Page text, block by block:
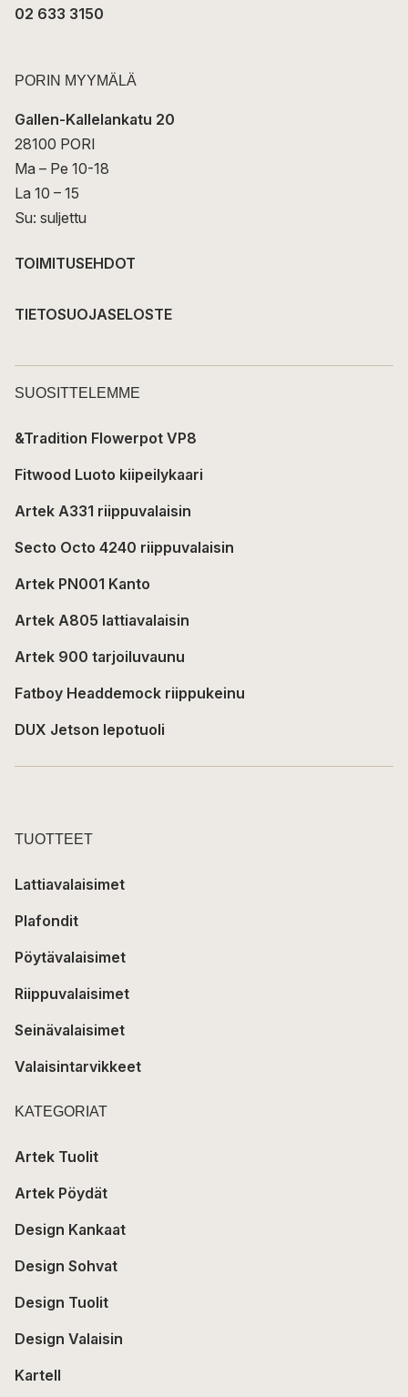
02 633 3150
PORIN MYYMÄLÄ
Gallen-Kallelankatu 20
28100 PORI
Ma – Pe 10-18
La 10 – 15
Su: suljettu
TOIMITUSEHDOT
TIETOSUOJASELOSTE
SUOSITTELEMME
&Tradition Flowerpot VP8
Fitwood Luoto kiipeilykaari
Artek A331 riippuvalaisin
Secto Octo 4240 riippuvalaisin
Artek PN001 Kanto
Artek A805 lattiavalaisin
Artek 900 tarjoiluvaunu
Fatboy Headdemock riippukeinu
DUX Jetson lepotuoli
TUOTTEET
Lattiavalaisimet
Plafondit
Pöytävalaisimet
Riippuvalaisimet
Seinävalaisimet
Valaisintarvikkeet
KATEGORIAT
Artek Tuolit
Artek Pöydät
Design Kankaat
Design Sohvat
Design Tuolit
Design Valaisin
Kartell